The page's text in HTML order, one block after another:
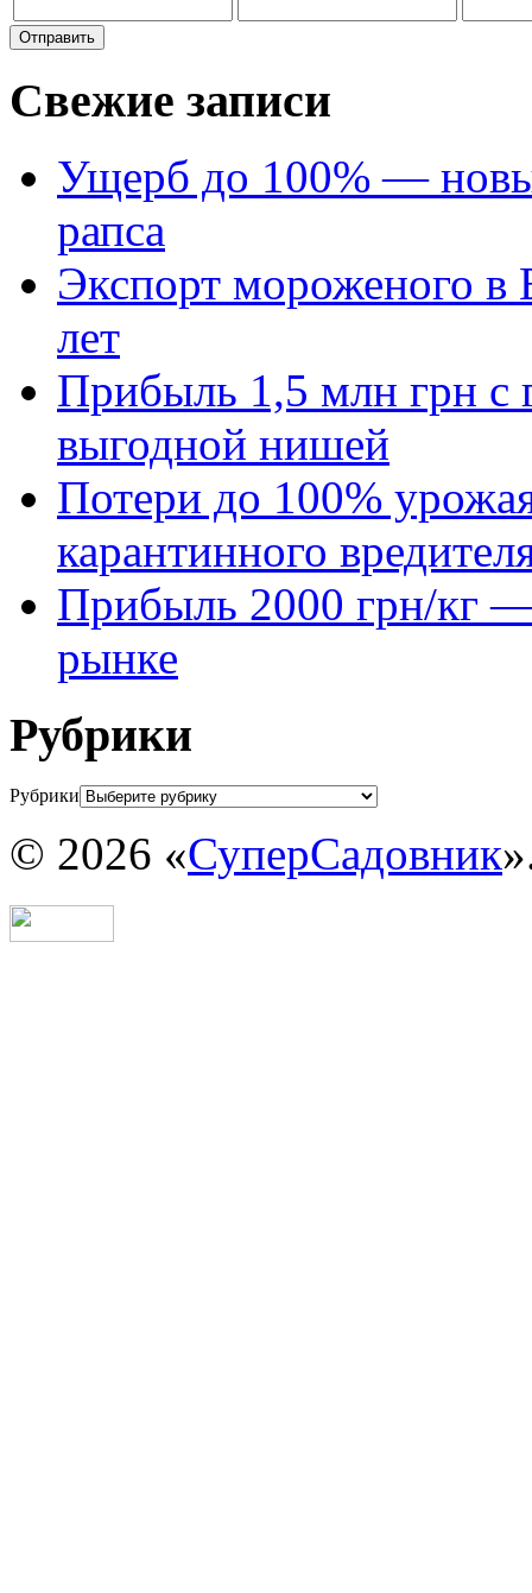
Свежие записи
Ущерб до 100% —
рапса
Экспорт мороженого в
лет
Прибыль 1,5 млн грн с
выгодной нишей
Потери до 100%
карантинного
Прибыль 2000 грн/кг —
рынке
Рубрики
Рубрики
© 2026 «СуперСадовник